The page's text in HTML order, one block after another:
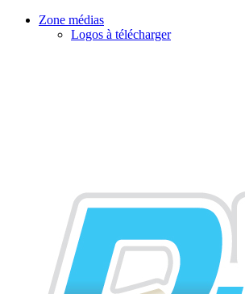
Zone médias
Logos à télécharger